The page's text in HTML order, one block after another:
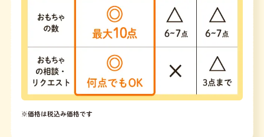
※価格は税込み価格です